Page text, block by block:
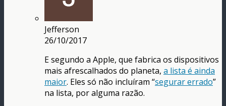
Jefferson
26/10/2017
E segundo a Apple, que fabrica os dispositivos
mais afrescalhados do planeta, a lista é ainda
maior. Eles só não incluíram “segurar errado”
na lista, por alguma razão.